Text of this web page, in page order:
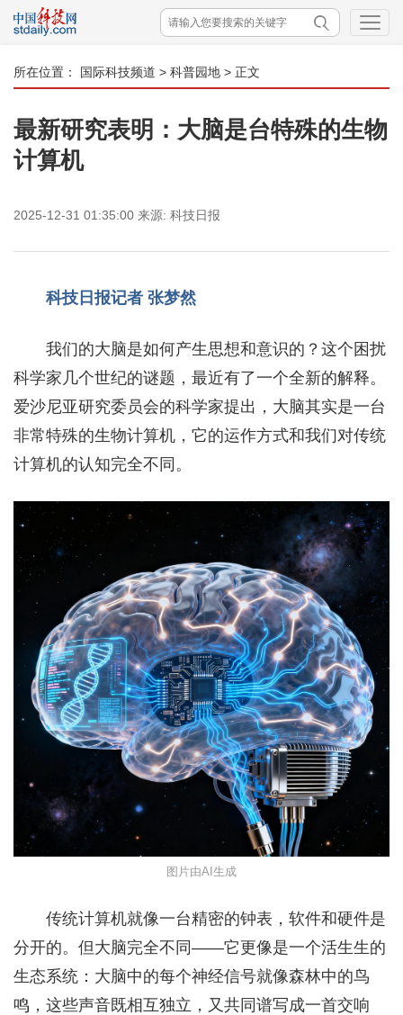
所在位置： 国际科技频道 > 科普园地 > 正文
最新研究表明：大脑是台特殊的生物
计算机
2025-12-31 01:35:00 来源: 科技日报
科技日报记者 张梦然
我们的大脑是如何产生思想和意识的？这个困扰
科学家几个世纪的谜题，最近有了一个全新的解释。
爱沙尼亚研究委员会的科学家提出，大脑其实是一台
非常特殊的生物计算机，它的运作方式和我们对传统
计算机的认知完全不同。
图片由AI生成
传统计算机就像一台精密的钟表，软件和硬件是
分开的。但大脑完全不同——它更像是一个活生生的
生态系统：大脑中的每个神经信号就像森林中的鸟
鸣，这些声音既相互独立，又共同谱写成一首交响